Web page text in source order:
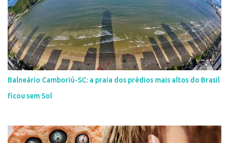
Balneário Camboriú-SC: a praia dos prédios mais altos do Brasil
ficou sem Sol